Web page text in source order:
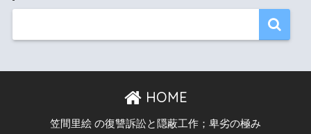
HOME
笠間里絵 の復讐訴訟と隠蔽工作；卑劣の極み